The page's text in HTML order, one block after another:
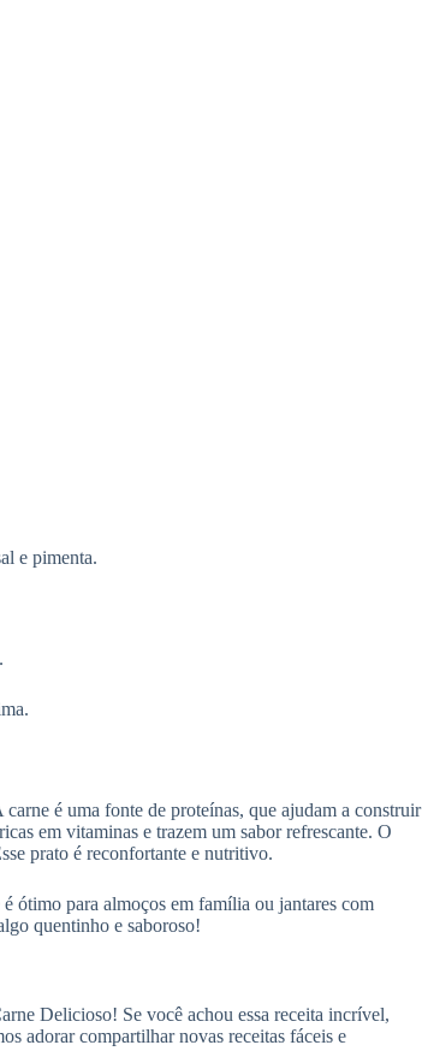
e pimenta.
é uma fonte de proteínas, que ajudam a construir
em vitaminas e trazem um sabor refrescante. O
prato é reconfortante e nutritivo.
ótimo para almoços em família ou jantares com
quentinho e saboroso!
Delicioso! Se você achou essa receita incrível,
adorar compartilhar novas receitas fáceis e